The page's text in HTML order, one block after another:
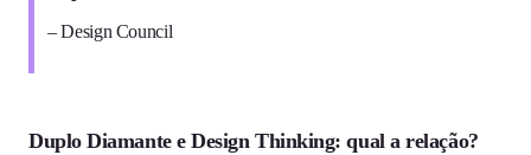
– Design Council
Duplo Diamante e Design Thinking: qual a relação?